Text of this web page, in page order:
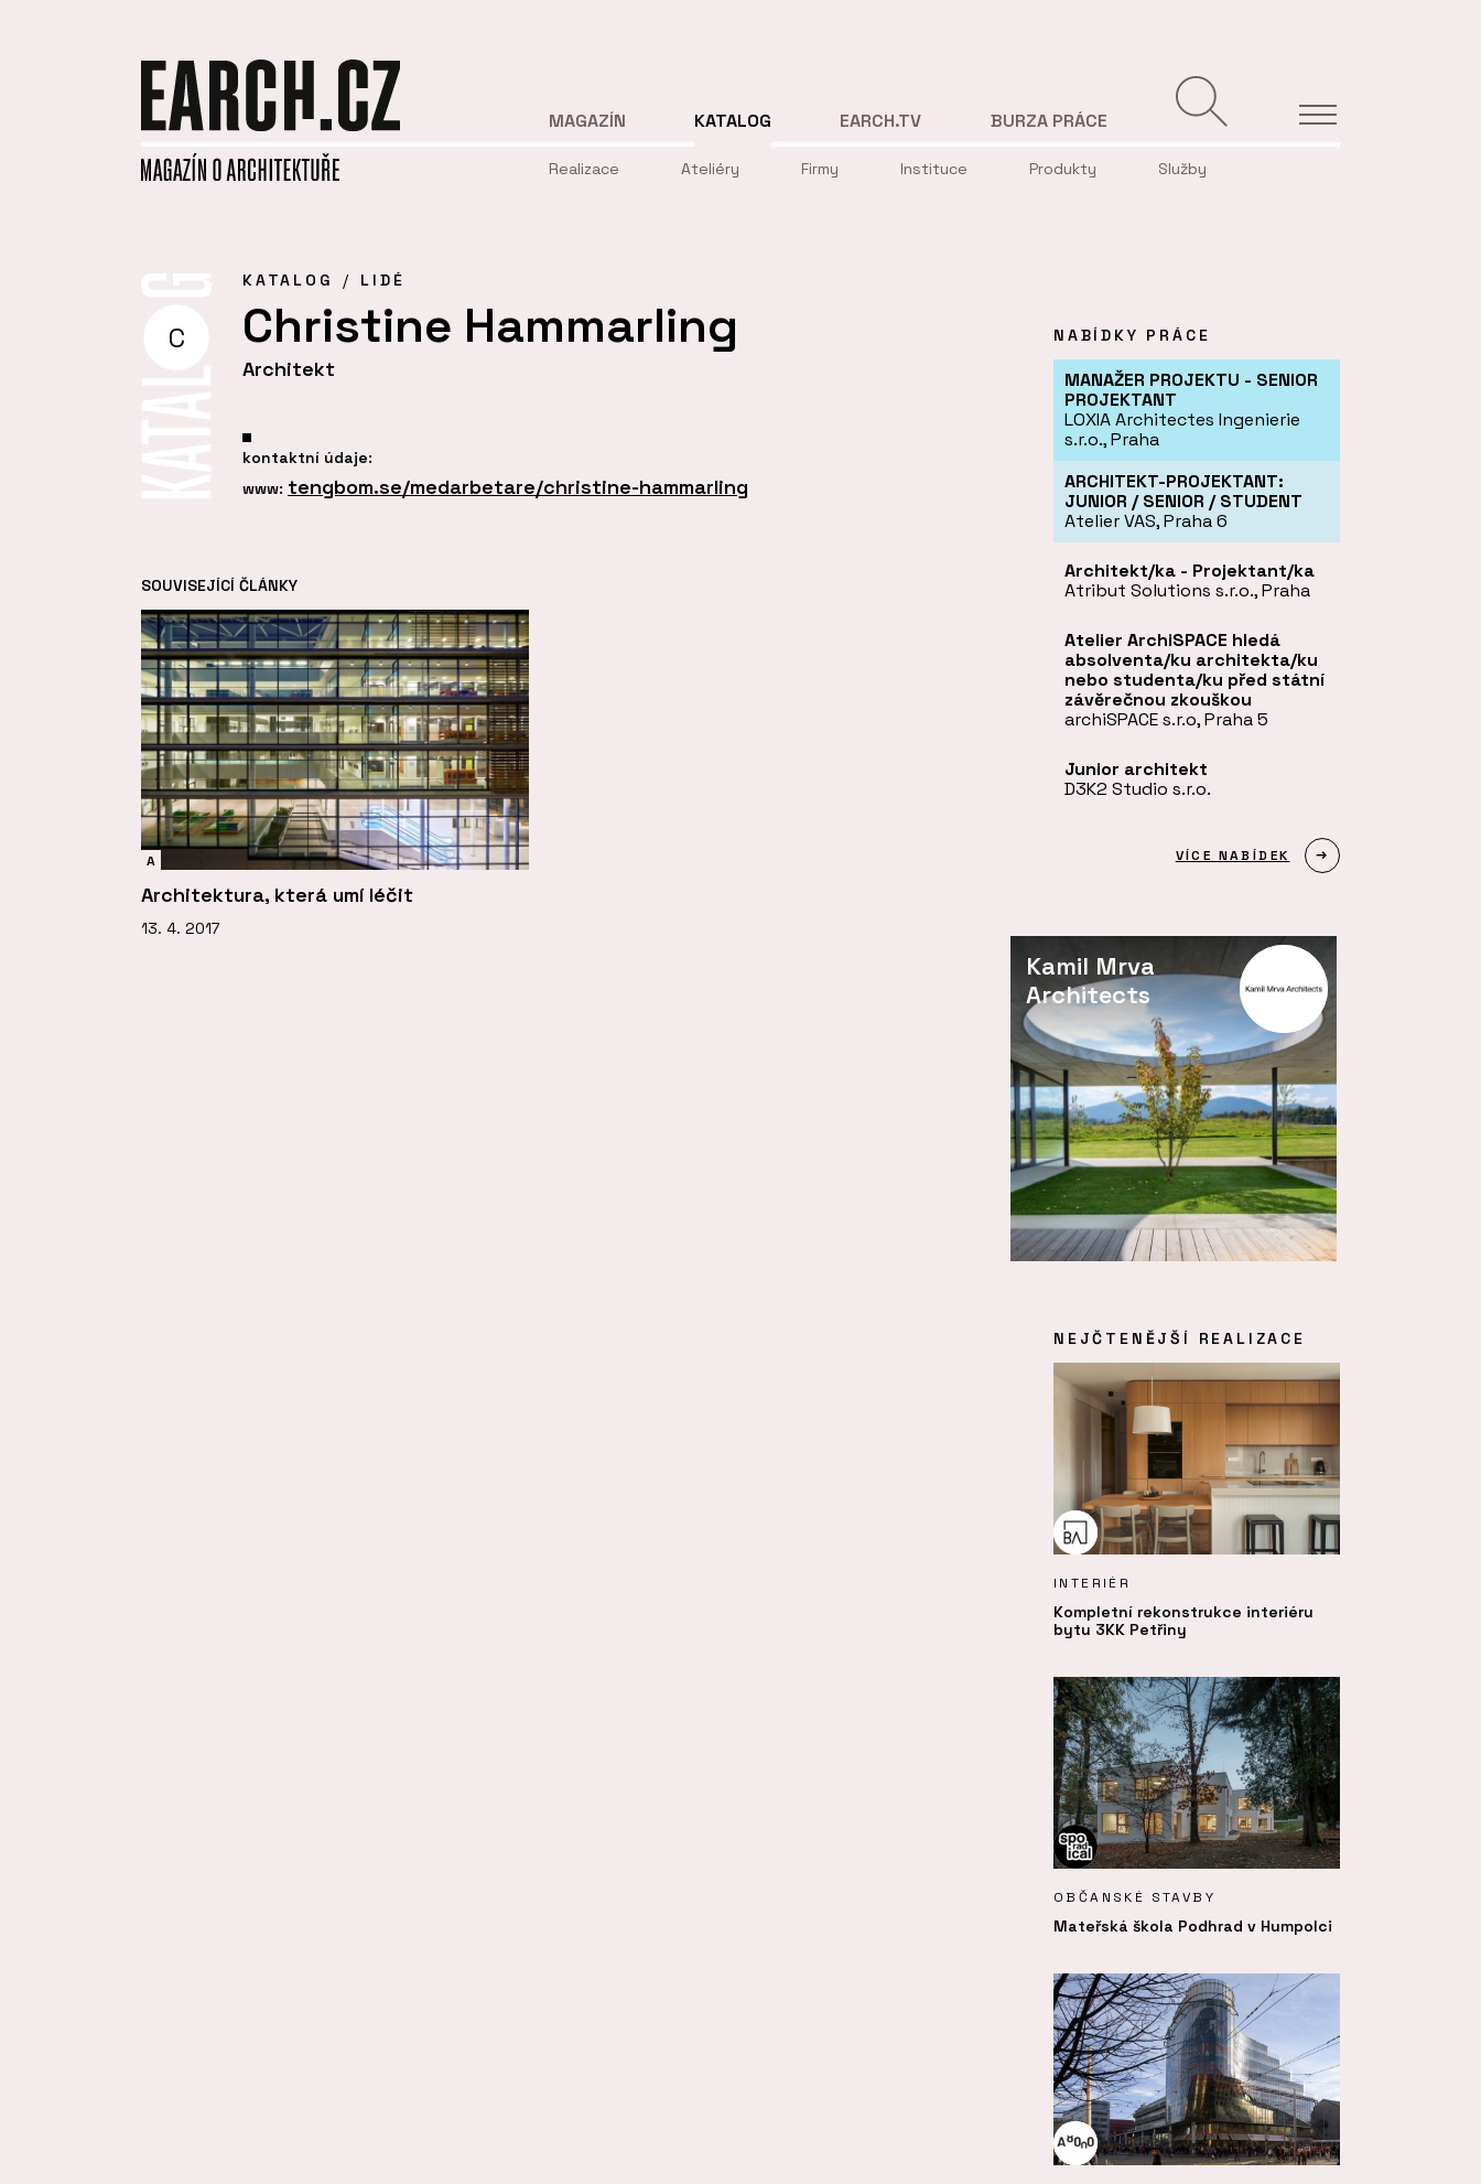
MAGAZÍN KATALOG
Realizace Ateliéry Firmy Instituce Produkty Služby
EARCH.TV BURZA PRÁCE
C
KATALOG LIDÉ
Christine Hammarling
Architekt
kontaktní údaje:
www: tengbom.se/medarbetare/christine-hammarling
SOUVISEJÍCÍ ČLÁNKY
A
Architektura, která umí léčit
13. 4. 2017
NABÍDKY PRÁCE
MANAŽER PROJEKTU - SENIOR
PROJEKTANT
LOXIA Architectes Ingenierie
s.r.o., Praha
ARCHITEKT-PROJEKTANT:
JUNIOR / SENIOR / STUDENT
Atelier VAS, Praha 6
Architekt/ka - Projektant/ka
Atribut Solutions s.r.o., Praha
Atelier ArchiSPACE hledá
absolventa/ku architekta/ku
nebo studenta/ku před státní
závěrečnou zkouškou
archiSPACE s.r.o, Praha 5
Junior architekt
D3K2 Studio s.r.o.
VÍCE NABÍDEK
Kamil Mrva
Architects
NEJČTENĚJŠÍ REALIZACE
INTERIÉR
Kompletní rekonstrukce interiéru
bytu 3KK Petřiny
OBČANSKÉ STAVBY
Mateřská škola Podhrad v Humpolci